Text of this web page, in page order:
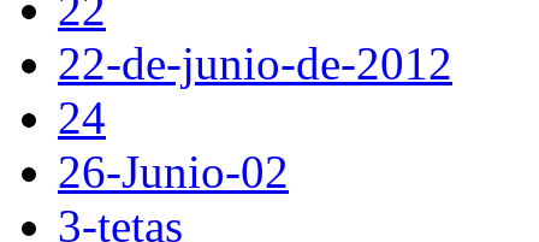
22-de-junio-de-2012
24
26-Junio-02
3-tetas